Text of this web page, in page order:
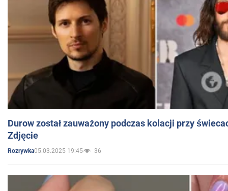
Durow został zauważony podczas kolacji przy
Zdjęcie
Rozrywka05.03.2025 19:45 36